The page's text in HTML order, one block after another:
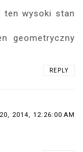
ten wysoki stan
geometryczny
REPLY
2014, 12:26:00 AM